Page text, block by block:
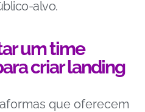
alvo.
um time
criar landing
que oferecem